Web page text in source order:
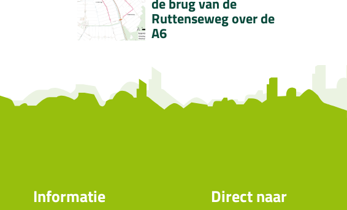
Ruttenseweg over de
A6
Informatie Direct naar